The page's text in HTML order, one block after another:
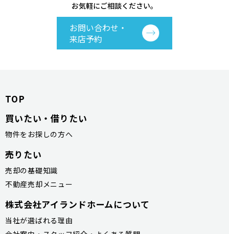
お気軽にご相談ください。
お問い合わせ・
来店予約
TOP
買いたい・借りたい
物件をお探しの方へ
売りたい
売却の基礎知識
不動産売却メニュー
株式会社アイランドホームについて
当社が選ばれる理由